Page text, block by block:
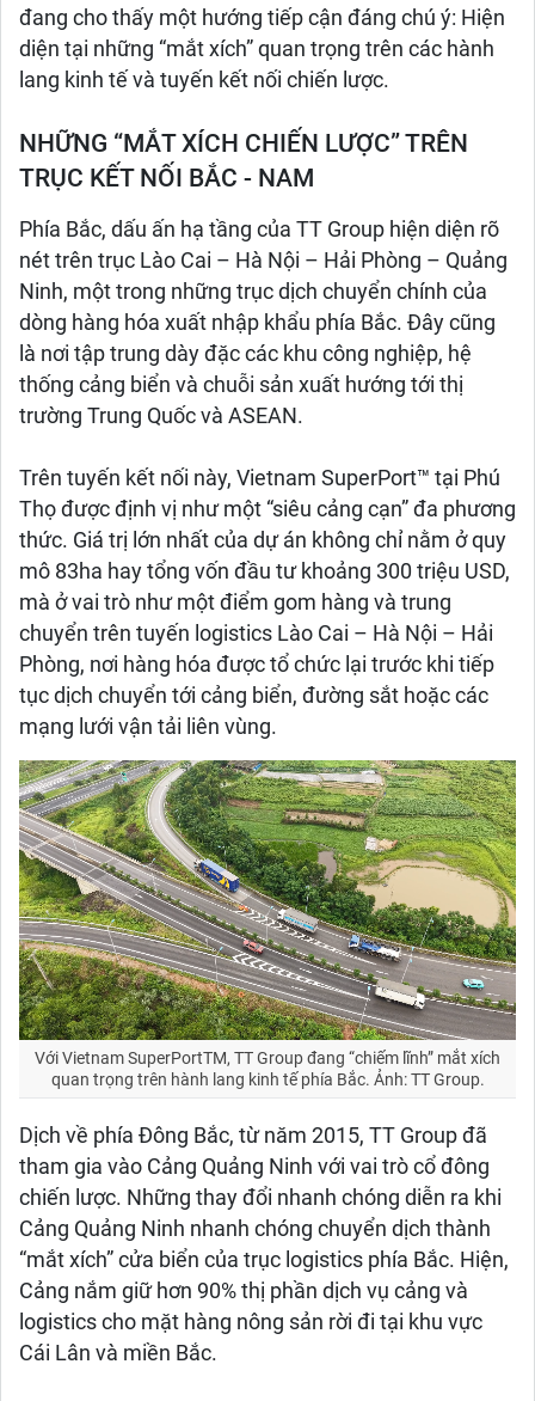
đang cho thấy một hướng tiếp cận đáng chú ý: Hiện
diện tại những “mắt xích” quan trọng trên các hành
lang kinh tế và tuyến kết nối chiến lược.
NHỮNG “MẮT XÍCH CHIẾN LƯỢC” TRÊN
TRỤC KẾT NỐI BẮC - NAM
Phía Bắc, dấu ấn hạ tầng của TT Group hiện diện rõ
nét trên trục Lào Cai – Hà Nội – Hải Phòng – Quảng
Ninh, một trong những trục dịch chuyển chính của
dòng hàng hóa xuất nhập khẩu phía Bắc. Đây cũng
là nơi tập trung dày đặc các khu công nghiệp, hệ
thống cảng biển và chuỗi sản xuất hướng tới thị
trường Trung Quốc và ASEAN.
Trên tuyến kết nối này, Vietnam SuperPort™ tại Phú
Thọ được định vị như một “siêu cảng cạn” đa phương
thức. Giá trị lớn nhất của dự án không chỉ nằm ở quy
mô 83ha hay tổng vốn đầu tư khoảng 300 triệu USD,
mà ở vai trò như một điểm gom hàng và trung
chuyển trên tuyến logistics Lào Cai – Hà Nội – Hải
Phòng, nơi hàng hóa được tổ chức lại trước khi tiếp
tục dịch chuyển tới cảng biển, đường sắt hoặc các
mạng lưới vận tải liên vùng.
Với Vietnam SuperPortTM, TT Group đang “chiếm lĩnh” mắt xích
quan trọng trên hành lang kinh tế phía Bắc. Ảnh: TT Group.
Dịch về phía Đông Bắc, từ năm 2015, TT Group đã
tham gia vào Cảng Quảng Ninh với vai trò cổ đông
chiến lược. Những thay đổi nhanh chóng diễn ra khi
Cảng Quảng Ninh nhanh chóng chuyển dịch thành
“mắt xích” cửa biển của trục logistics phía Bắc. Hiện,
Cảng nắm giữ hơn 90% thị phần dịch vụ cảng và
logistics cho mặt hàng nông sản rời đi tại khu vực
Cái Lân và miền Bắc.